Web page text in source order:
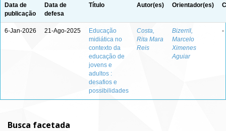
Data de
publicação
Data de
defesa
Título Autor(es) Orientador(es)
6-Jan-2026 21-Ago-2025
Educação
midiática no
contexto da
educação de
jovens e
adultos :
desafios e
possibilidades
Costa,
Rita Mara
Reis
Bizerril,
Marcelo
Ximenes
Aguiar
-
Busca facetada